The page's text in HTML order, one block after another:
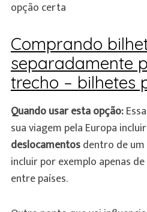
opção certa
Comprando
separadamente
trecho – bilhetes
Quando usar esta opção:
sua viagem pela Europa incluir
deslocamentosdentro de
incluir por exemplo apenas
entre países.